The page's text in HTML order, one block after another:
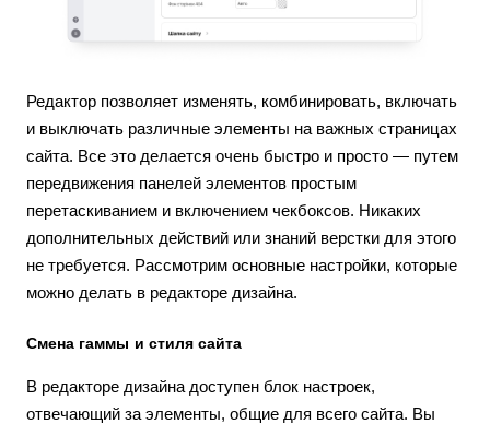
Редактор позволяет изменять, комбинировать, включать
и выключать различные элементы на важных страницах
сайта. Все это делается очень быстро и просто — путем
передвижения панелей элементов простым
перетаскиванием и включением чекбоксов. Никаких
дополнительных действий или знаний верстки для этого
не требуется. Рассмотрим основные настройки, которые
можно делать в редакторе дизайна.
Смена гаммы и стиля сайта
В редакторе дизайна доступен блок настроек,
отвечающий за элементы, общие для всего сайта. Вы